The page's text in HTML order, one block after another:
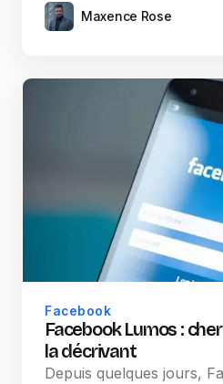
Maxence Rose
Facebook
Facebook Lumos :
la décrivant
Depuis quelques jours,